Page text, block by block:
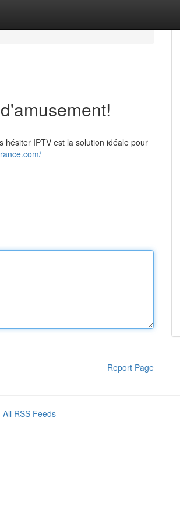
hésiter IPTV est la solution idéale pour
Report Page
All RSS Feeds